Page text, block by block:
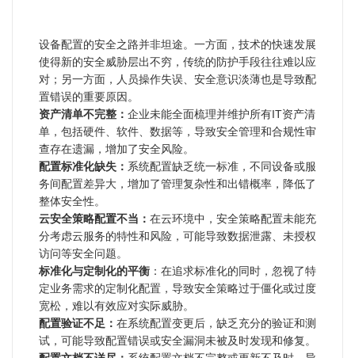
设备配置的安全之路并非坦途。一方面，技术的快速发展
使得新的安全威胁层出不穷，传统的防护手段往往难以应
对；另一方面，人员操作失误、安全意识淡薄也是导致配
置错误的重要原因。
资产清单不完整： 企业未能全面梳理并维护所有IT资产清
单，包括硬件、软件、数据等，导致安全管理和合规性审
查存在遗漏，增加了安全风险。
配置标准化缺失： 系统配置缺乏统一标准，不同设备或服
务间配置差异大，增加了管理复杂性和出错概率，降低了
整体安全性。
云安全策略配置不当： 在云环境中，安全策略配置未能充
分考虑云服务的特性和风险，可能导致数据泄露、未授权
访问等安全问题。
标准化与定制化的平衡 ：在追求标准化的同时，忽视了特
定业务需求的定制化配置，导致安全策略过于僵化或过度
宽松，难以有效应对实际威胁。
配置验证不足： 在系统配置变更后，缺乏充分的验证和测
试，可能导致配置错误或安全漏洞未被及时发现和修复。